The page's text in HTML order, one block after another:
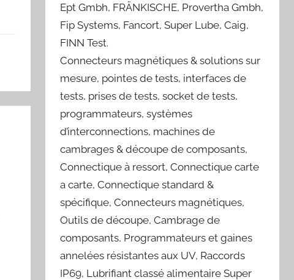
Ept Gmbh, FRÄNKISCHE, Provertha Gmbh,
Fip Systems, Fancort, Super Lube, Caig,
FINN Test.
Connecteurs magnétiques & solutions sur
mesure, pointes de tests, interfaces de
tests, prises de tests, socket de tests,
programmateurs, systèmes
d’interconnections, machines de
cambrages & découpe de composants,
Connectique à ressort, Connectique carte
a carte, Connectique standard &
spécifique, Connecteurs magnétiques,
Outils de découpe, Cambrage de
composants, Programmateurs et gaines
annelées résistantes aux UV, Raccords
IP69, Lubrifiant classé alimentaire Super